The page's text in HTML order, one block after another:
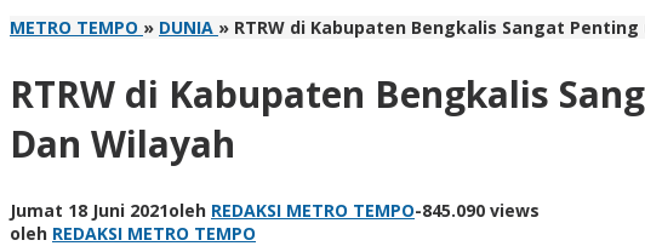
METRO TEMPO » DUNIA » RTRW di Kabupaten Bengkalis Sangat
RTRW di Kabupaten Bengkalis
Dan Wilayah
Jumat 18 Juni 2021oleh REDAKSI METRO TEMPO-845.090 views
oleh REDAKSI METRO TEMPO